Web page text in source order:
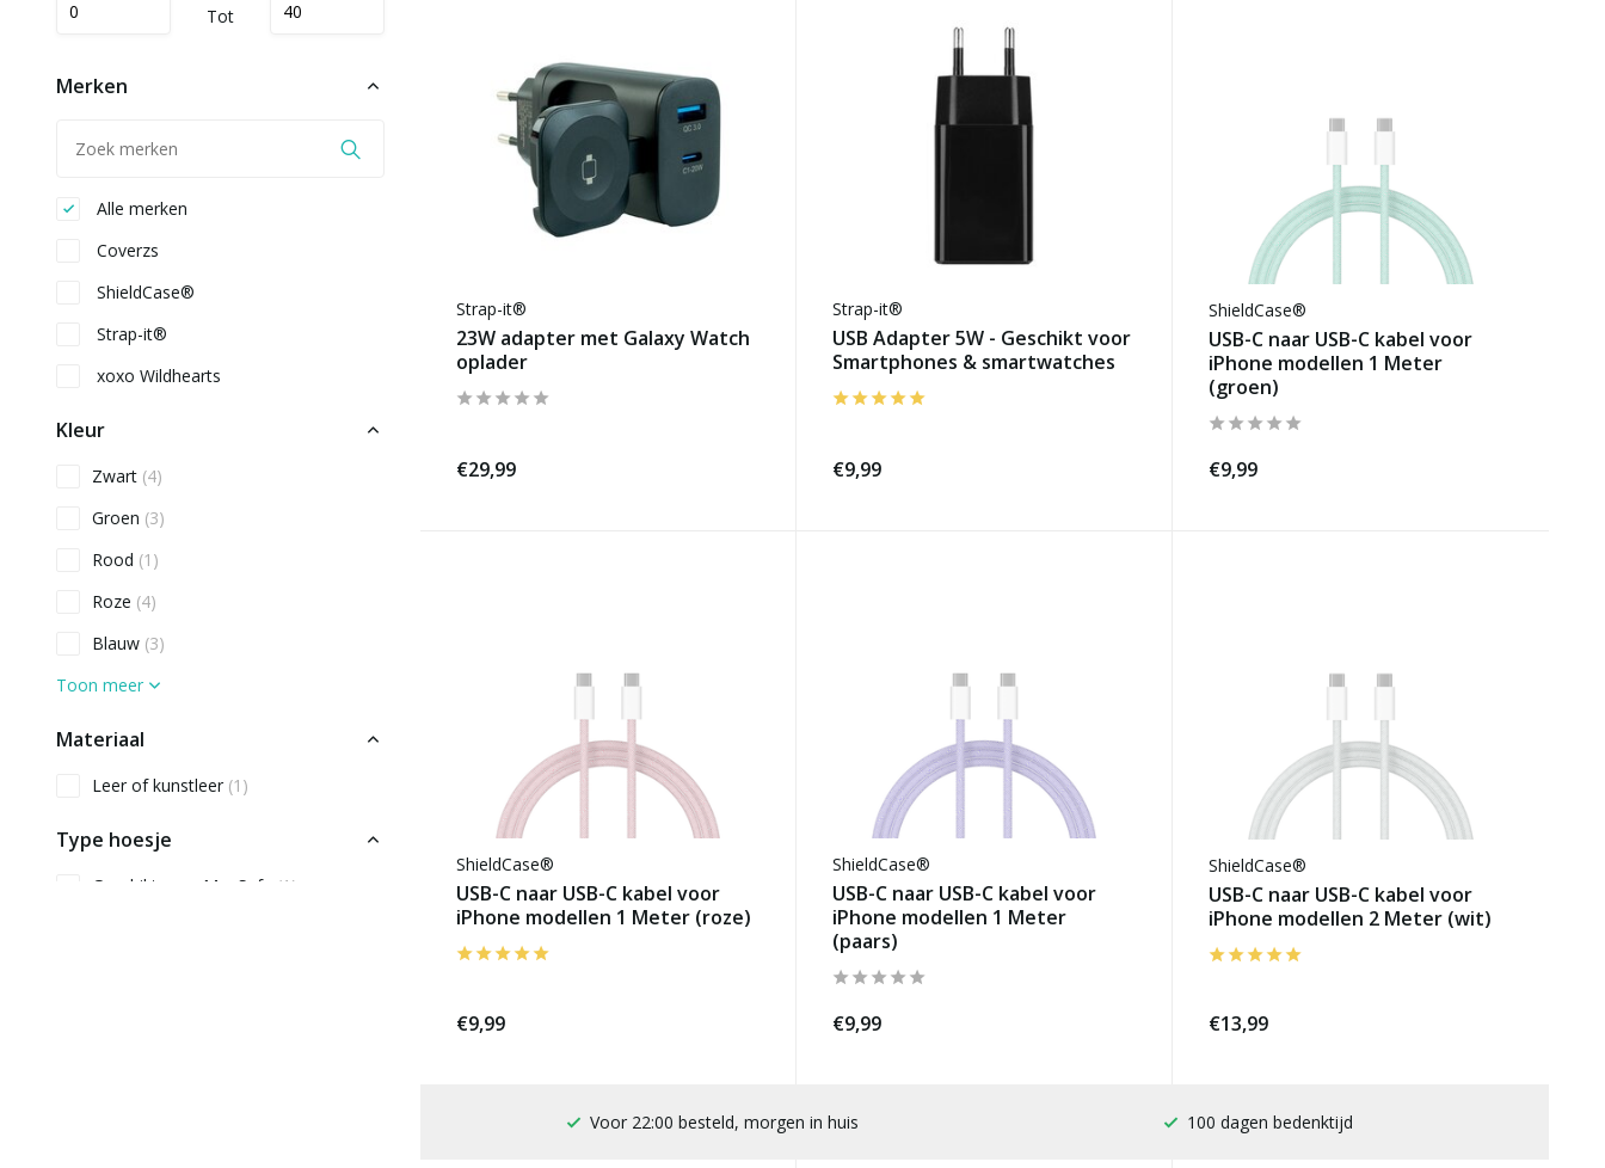
Tot
Merken
Alle merken
Coverzs
ShieldCase®
Strap-it®
xoxo Wildhearts
Kleur
Zwart (4)
Groen (3)
Rood (1)
Roze (4)
Blauw (3)
Toon meer
Materiaal
Leer of kunstleer (1)
Type hoesje
Geschikt voor MagSafe (1)
Strap-it®
23W adapter met Galaxy Watch
oplader
€29,99
Strap-it®
USB Adapter 5W - Geschikt voor
Smartphones & smartwatches
€9,99
ShieldCase®
USB-C naar USB-C kabel voor
iPhone modellen 1 Meter
(groen)
€9,99
ShieldCase®
USB-C naar USB-C kabel voor
iPhone modellen 1 Meter (roze)
€9,99
ShieldCase®
USB-C naar USB-C kabel voor
iPhone modellen 1 Meter
(paars)
€9,99
ShieldCase®
USB-C naar USB-C kabel voor
iPhone modellen 2 Meter (wit)
€13,99
100 dagen bedenktijd Gratis verzending